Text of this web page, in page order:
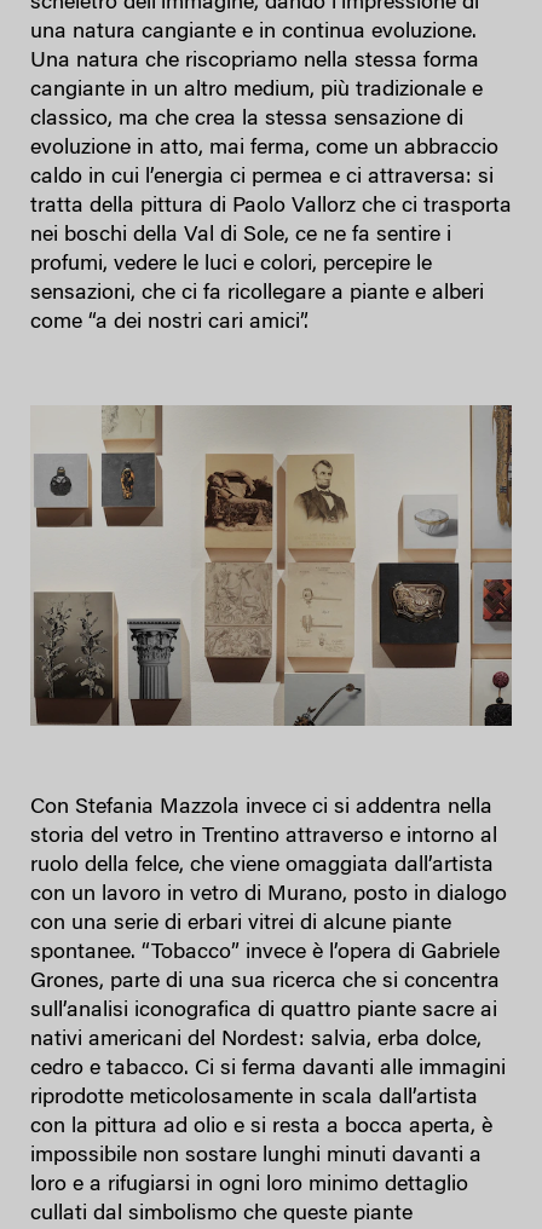
una natura cangiante e in continua evoluzione.
Una natura che riscopriamo nella stessa forma
cangiante in un altro medium, più tradizionale e
classico, ma che crea la stessa sensazione di
evoluzione in atto, mai ferma, come un abbraccio
caldo in cui l’energia ci permea e ci attraversa: si
tratta della pittura di Paolo Vallorz che ci trasporta
nei boschi della Val di Sole, ce ne fa sentire i
profumi, vedere le luci e colori, percepire le
sensazioni, che ci fa ricollegare a piante e alberi
come “a dei nostri cari amici”.
Con Stefania Mazzola invece ci si addentra nella
storia del vetro in Trentino attraverso e intorno al
ruolo della felce, che viene omaggiata dall’artista
con un lavoro in vetro di Murano, posto in dialogo
con una serie di erbari vitrei di alcune piante
spontanee. “Tobacco” invece è l’opera di Gabriele
Grones, parte di una sua ricerca che si concentra
sull’analisi iconografica di quattro piante sacre ai
nativi americani del Nordest: salvia, erba dolce,
cedro e tabacco. Ci si ferma davanti alle immagini
riprodotte meticolosamente in scala dall’artista
con la pittura ad olio e si resta a bocca aperta, è
impossibile non sostare lunghi minuti davanti a
loro e a rifugiarsi in ogni loro minimo dettaglio
cullati dal simbolismo che queste piante